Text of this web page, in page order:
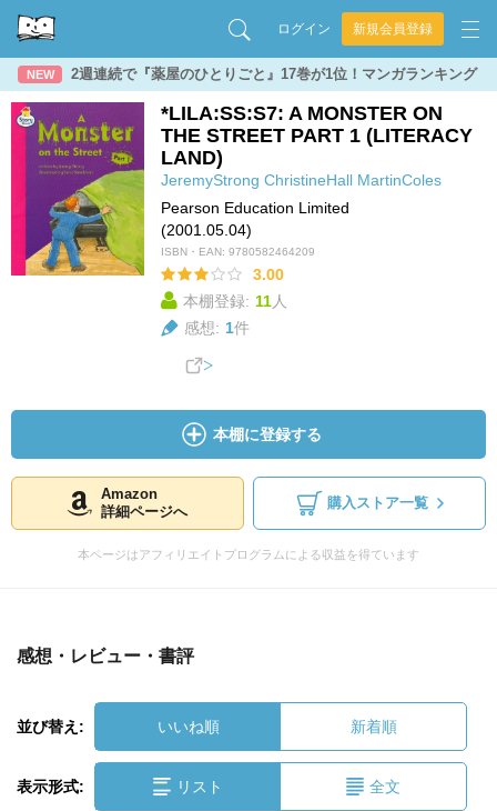
ログイン 新規会員登録
NEW 2週連続で『薬屋のひとりごと』17巻が1位！マンガランキング
*LILA:SS:S7: A MONSTER ON
THE STREET PART 1 (LITERACY
LAND)
JeremyStrong ChristineHall MartinColes
Pearson Education Limited
(2001.05.04)
ISBN・EAN: 9780582464209
3.00
本棚登録: 11人
感想: 1件
本棚に登録する
Amazon
詳細ページへ
購入ストア一覧
本ページはアフィリエイトプログラムによる収益を得ています
感想・レビュー・書評
並び替え: いいね順 新着順
表示形式: リスト 全文